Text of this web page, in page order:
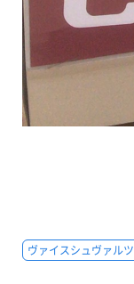
ヴァイスシュヴァルツ